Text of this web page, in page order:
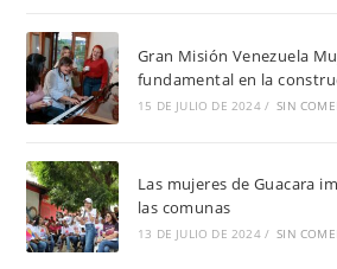
Gran Misión Venezuela
fundamental en la
15 DE JULIO DE 2024 / SIN
Las mujeres de Guacara
las comunas
13 DE JULIO DE 2024 / SIN